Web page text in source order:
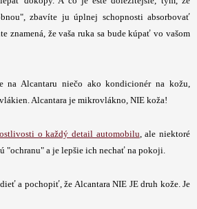
zbavíte ju úplnej schopnosti absorbovať
znamená, že vaša ruka sa bude kúpať vo vašom
na Alcantaru niečo ako kondicionér na kožu,
Alcantara je mikrovlákno, NIE koža!
o každý detail automobilu, ale niektoré
"ochranu" a je lepšie ich nechať na pokoji.
a pochopiť, že Alcantara NIE JE druh kože. Je